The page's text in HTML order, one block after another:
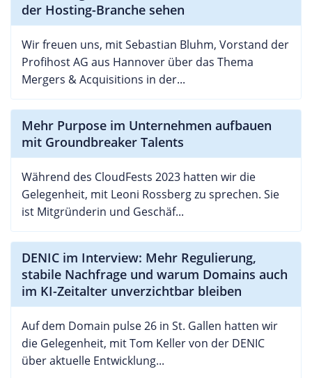
der Hosting-Branche sehen
Wir freuen uns, mit Sebastian Bluhm, Vorstand der
Profihost AG aus Hannover über das Thema
Mergers & Acquisitions in der...
Mehr Purpose im Unternehmen aufbauen
mit Groundbreaker Talents
Während des CloudFests 2023 hatten wir die
Gelegenheit, mit Leoni Rossberg zu sprechen. Sie
ist Mitgründerin und Geschäf...
DENIC im Interview: Mehr Regulierung,
stabile Nachfrage und warum Domains auch
im KI-Zeitalter unverzichtbar bleiben
Auf dem Domain pulse 26 in St. Gallen hatten wir
die Gelegenheit, mit Tom Keller von der DENIC
über aktuelle Entwicklung...